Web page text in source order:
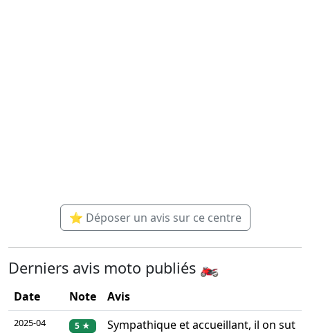
⭐ Déposer un avis sur ce centre
Derniers avis moto publiés 🏍️
Date Note Avis
2025-04 5 ★
Sympathique et accueillant, il on sut